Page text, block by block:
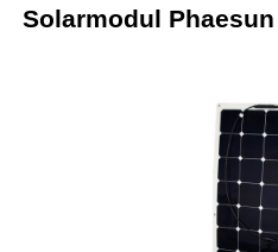
Solarmodul